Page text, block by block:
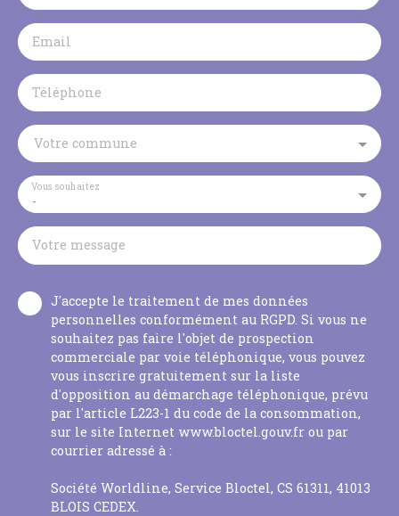
Email
Téléphone
Votre commune
-
Vous souhaitez
Votre message
J'accepte le traitement de mes données
personnelles conformément au RGPD. Si vous ne
souhaitez pas faire l'objet de prospection
commerciale par voie téléphonique, vous pouvez
vous inscrire gratuitement sur la liste
d'opposition au démarchage téléphonique, prévu
par l'article L223-1 du code de la consommation,
sur le site Internet www.bloctel.gouv.fr ou par
courrier adressé à :
Société Worldline, Service Bloctel, CS 61311, 41013
BLOIS CEDEX.